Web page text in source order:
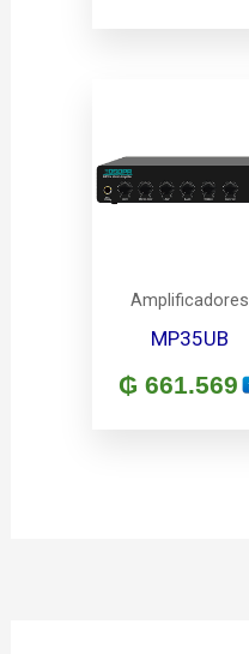
Amplificadores
MP35UB
₲ 661.569